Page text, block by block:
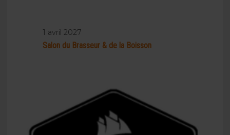
1 avril 2027
Salon du Brasseur & de la Boisson